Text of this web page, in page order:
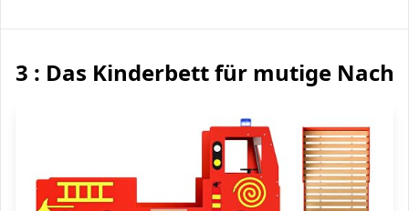
3 : Das Kinderbett für mutige